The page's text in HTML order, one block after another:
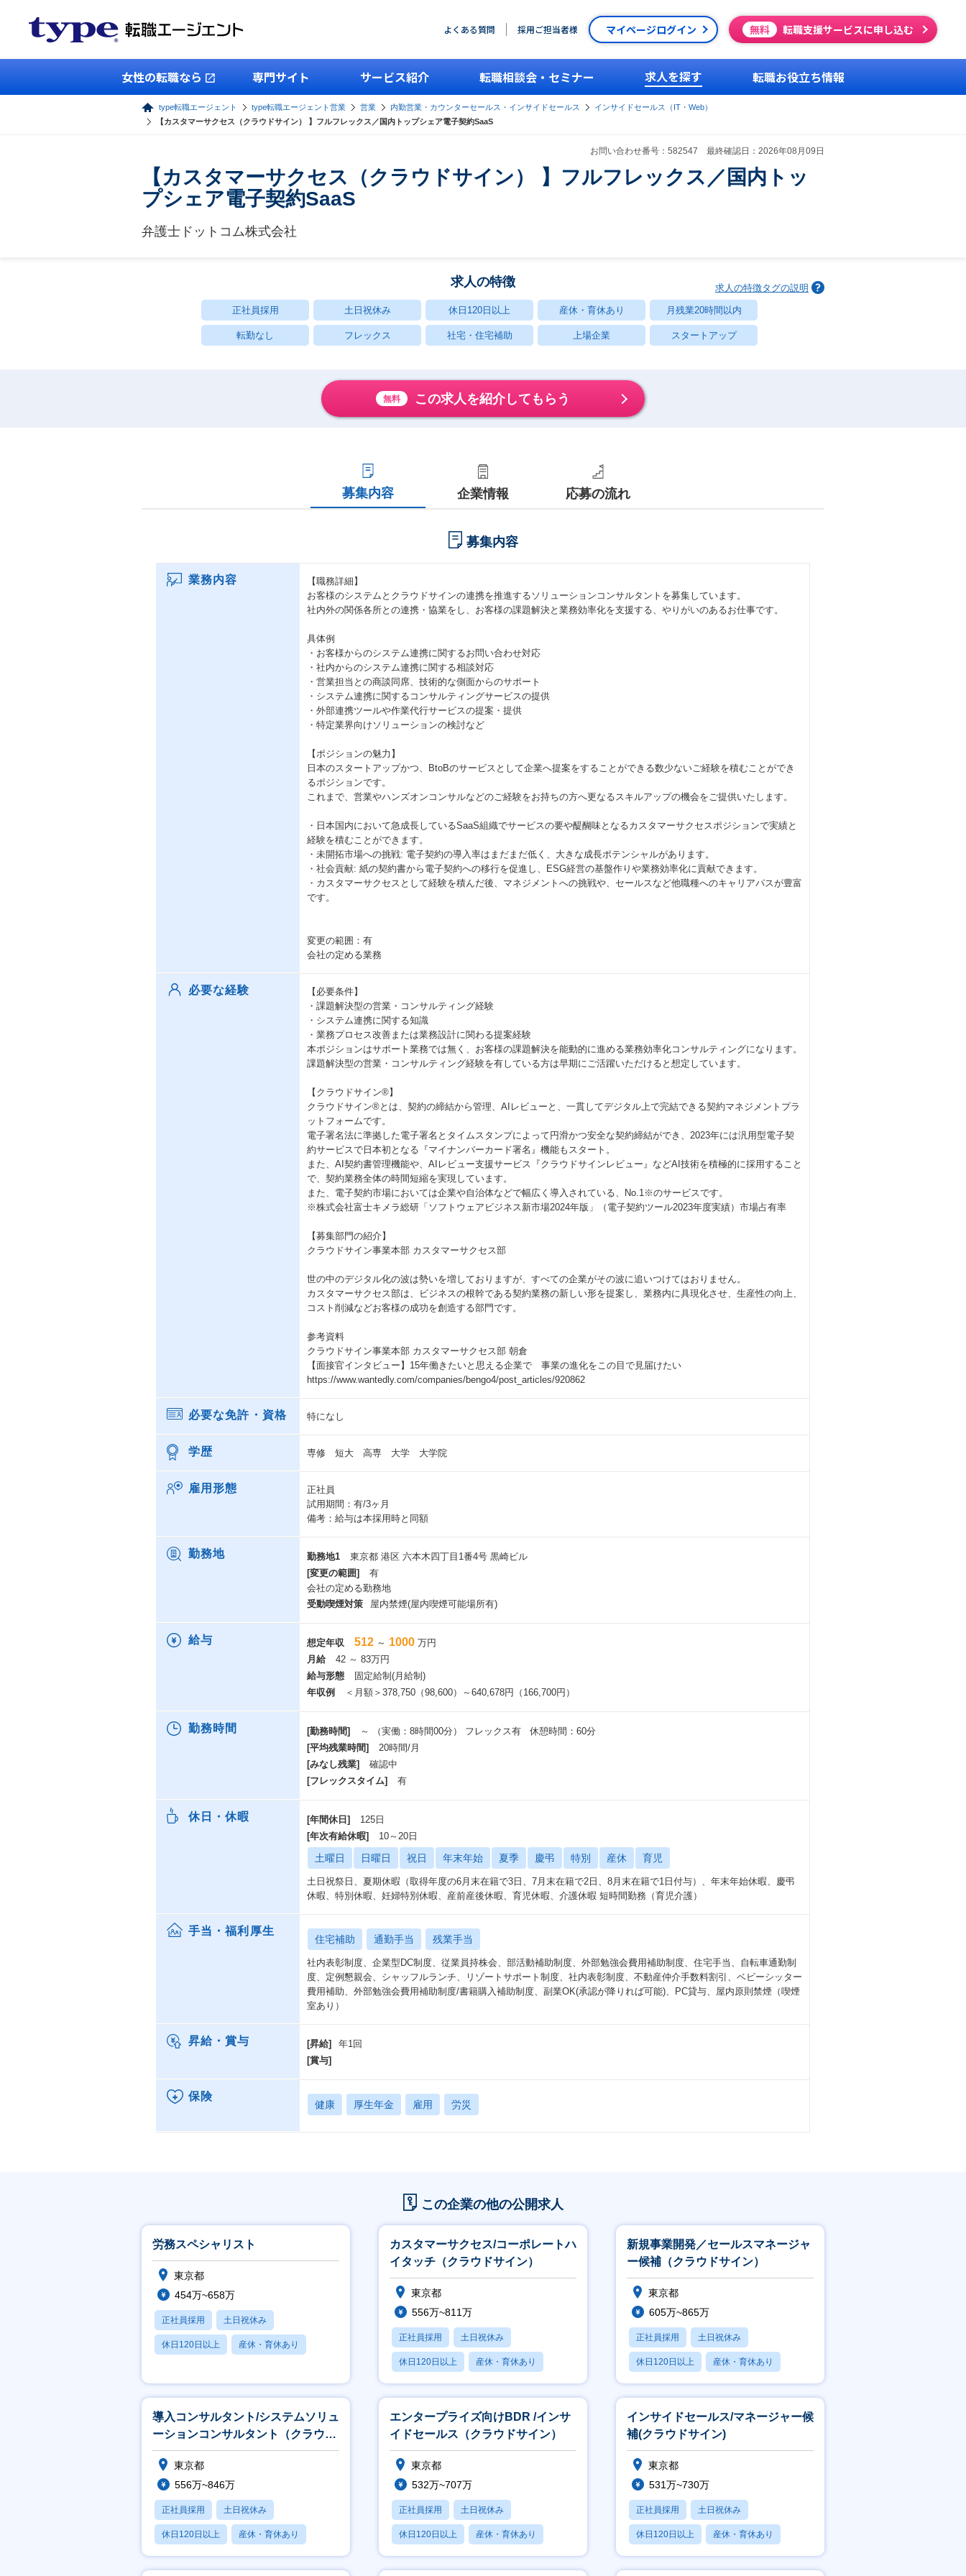
よくある質問 採用ご担当者様 マイページログイン 無料 転職支援サービスに申し込む
女性の転職なら 専門サイト サービス紹介 転職相談会・セミナー 求人を探す 転職お役立ち情報
type転職エージェント type転職エージェント営業 営業 内勤営業・カウンターセールス・インサイドセールス
インサイドセールス（IT・Web）
【カスタマーサクセス（クラウドサイン） 】フルフレックス／国内トップシェア電子契約SaaS
お問い合わせ番号：582547 最終確認日：2026年08月09日
【カスタマーサクセス（クラウドサイン） 】フルフレックス／国内トッ
プシェア電子契約SaaS
弁護士ドットコム株式会社
求人の特徴 求人の特徴タグの説明
正社員採用 土日祝休み 休日120日以上 産休・育休あり 月残業20時間以内
転勤なし フレックス 社宅・住宅補助 上場企業 スタートアップ
無料 この求人を紹介してもらう
募集内容 企業情報 応募の流れ
募集内容
業務内容
【職務詳細】
お客様のシステムとクラウドサインの連携を推進するソリューションコンサルタントを募集しています。
社内外の関係各所との連携・協業をし、お客様の課題解決と業務効率化を支援する、やりがいのあるお仕事です。
具体例
・お客様からのシステム連携に関するお問い合わせ対応
・社内からのシステム連携に関する相談対応
・営業担当との商談同席、技術的な側面からのサポート
・システム連携に関するコンサルティングサービスの提供
・外部連携ツールや作業代行サービスの提案・提供
・特定業界向けソリューションの検討など
【ポジションの魅力】
日本のスタートアップかつ、BtoBのサービスとして企業へ提案をすることができる数少ないご経験を積むことができ
るポジションです。
これまで、営業やハンズオンコンサルなどのご経験をお持ちの方へ更なるスキルアップの機会をご提供いたします。
・日本国内において急成長しているSaaS組織でサービスの要や醍醐味となるカスタマーサクセスポジションで実績と
経験を積むことができます。
・未開拓市場への挑戦: 電子契約の導入率はまだまだ低く、大きな成長ポテンシャルがあります。
・社会貢献: 紙の契約書から電子契約への移行を促進し、ESG経営の基盤作りや業務効率化に貢献できます。
・カスタマーサクセスとして経験を積んだ後、マネジメントへの挑戦や、セールスなど他職種へのキャリアパスが豊富
です。
変更の範囲：有
会社の定める業務
必要な経験
【必要条件】
・課題解決型の営業・コンサルティング経験
・システム連携に関する知識
・業務プロセス改善または業務設計に関わる提案経験
本ポジションはサポート業務では無く、お客様の課題解決を能動的に進める業務効率化コンサルティングになります。
課題解決型の営業・コンサルティング経験を有している方は早期にご活躍いただけると想定しています。
【クラウドサイン®︎】
クラウドサイン®︎とは、契約の締結から管理、AIレビューと、一貫してデジタル上で完結できる契約マネジメントプラ
ットフォームです。
電子署名法に準拠した電子署名とタイムスタンプによって円滑かつ安全な契約締結ができ、2023年には汎用型電子契
約サービスで日本初となる『マイナンバーカード署名』機能もスタート。
また、AI契約書管理機能や、AIレビュー支援サービス『クラウドサインレビュー』などAI技術を積極的に採用すること
で、契約業務全体の時間短縮を実現しています。
また、電子契約市場においては企業や自治体などで幅広く導入されている、No.1※のサービスです。
※株式会社富士キメラ総研「ソフトウェアビジネス新市場2024年版」（電子契約ツール2023年度実績）市場占有率
【募集部門の紹介】
クラウドサイン事業本部 カスタマーサクセス部
世の中のデジタル化の波は勢いを増しておりますが、すべての企業がその波に追いつけてはおりません。
カスタマーサクセス部は、ビジネスの根幹である契約業務の新しい形を提案し、業務内に具現化させ、生産性の向上、
コスト削減などお客様の成功を創造する部門です。
参考資料
クラウドサイン事業本部 カスタマーサクセス部 朝倉
【面接官インタビュー】15年働きたいと思える企業で 事業の進化をこの目で見届けたい
https://www.wantedly.com/companies/bengo4/post_articles/920862
必要な免許・資格 特になし
学歴 専修 短大 高専 大学 大学院
雇用形態
正社員
試用期間：有/3ヶ月
備考：給与は本採用時と同額
勤務地 勤務地1
東京都 港区 六本木四丁目1番4号 黒崎ビル
[変更の範囲]
有
会社の定める勤務地
受動喫煙対策
屋内禁煙(屋内喫煙可能場所有)
給与 想定年収 512 ～ 1000 万円
月給
42 ～ 83万円
給与形態
固定給制(月給制)
年収例
＜月額＞378,750（98,600）～640,678円（166,700円）
勤務時間 [勤務時間]
～ （実働：8時間00分） フレックス有 休憩時間：60分
[平均残業時間]
20時間/月
[みなし残業]
確認中
[フレックスタイム]
有
休日・休暇 [年間休日]
125日
[年次有給休暇]
10～20日
土曜日 日曜日 祝日 年末年始 夏季 慶弔 特別 産休 育児
土日祝祭日、夏期休暇（取得年度の6月末在籍で3日、7月末在籍で2日、8月末在籍で1日付与）、年末年始休暇、慶弔
休暇、特別休暇、妊婦特別休暇、産前産後休暇、育児休暇、介護休暇 短時間勤務（育児介護）
手当・福利厚生
住宅補助 通勤手当 残業手当
社内表彰制度、企業型DC制度、従業員持株会、部活動補助制度、外部勉強会費用補助制度、住宅手当、自転車通勤制
度、定例懇親会、シャッフルランチ、リゾートサポート制度、社内表彰制度、不動産仲介手数料割引、ベビーシッター
費用補助、外部勉強会費用補助制度/書籍購入補助制度、副業OK(承認が降りれば可能)、PC貸与、屋内原則禁煙（喫煙
室あり）
昇給・賞与 [昇給]
年1回
[賞与]
保険
健康 厚生年金 雇用 労災
この企業の他の公開求人
労務スペシャリスト
東京都
454万~658万
正社員採用 土日祝休み
休日120日以上 産休・育休あり
カスタマーサクセス/コーポレートハ
イタッチ（クラウドサイン）
東京都
556万~811万
正社員採用 土日祝休み
休日120日以上 産休・育休あり
月残業20時間以内
新規事業開発／セールスマネージャ
ー候補（クラウドサイン）
東京都
605万~865万
正社員採用 土日祝休み
休日120日以上 産休・育休あり
月残業20時間以内
導入コンサルタント/システムソリュ
ーションコンサルタント（クラウド
サイン）
東京都
556万~846万
正社員採用 土日祝休み
休日120日以上 産休・育休あり
月残業20時間以内
エンタープライズ向けBDR /インサ
イドセールス（クラウドサイン）
東京都
532万~707万
正社員採用 土日祝休み
休日120日以上 産休・育休あり
学歴不問
インサイドセールス/マネージャー候
補(クラウドサイン)
東京都
531万~730万
正社員採用 土日祝休み
休日120日以上 産休・育休あり
転勤なし